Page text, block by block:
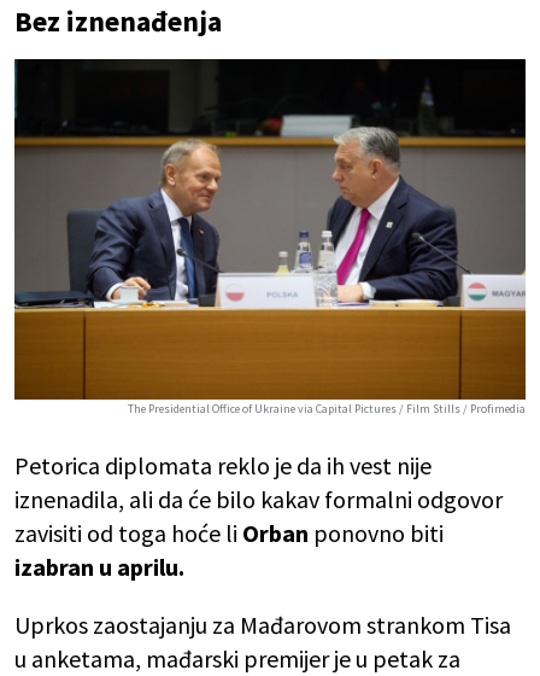
Bez iznenađenja
The Presidential Office of Ukraine via Capital Pictures / Film Stills / Profimedia
Petorica diplomata reklo je da ih vest nije
iznenadila, ali da će bilo kakav formalni odgovor
zavisiti od toga hoće li Orban ponovno biti
izabran u aprilu.
Uprkos zaostajanju za Mađarovom strankom Tisa
u anketama, mađarski premijer je u petak za